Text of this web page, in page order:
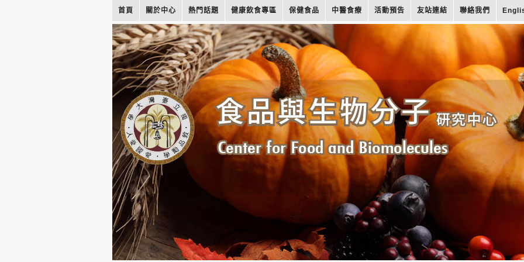
首頁 關於中心 熱門話題 健康飲食專區 保健食品 中醫食療 活動預告 友站連結 聯絡我們